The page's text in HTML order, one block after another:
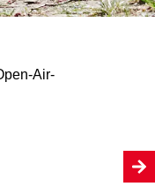
Air-